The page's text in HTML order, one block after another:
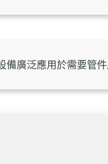
備廣泛應用於需要管